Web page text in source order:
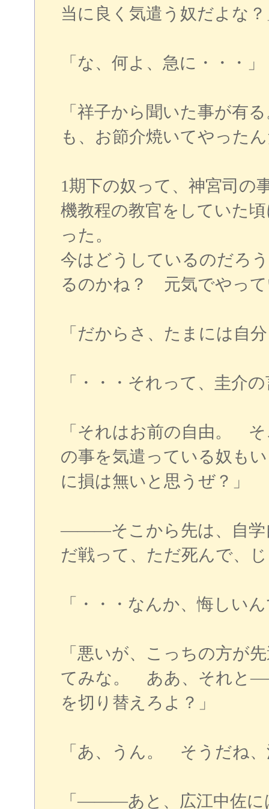
当に良く気遣う奴だよな
「な、何よ、急に・・・」
「祥子から聞いた事が有
も、お節介焼いてやった
1期下の奴って、神宮司
機教程の教官をしていた
った。
今はどうしているのだろ
るのかね？ 元気でやっ
「だからさ、たまには自
「・・・それって、圭介
「それはお前の自由。
の事を気遣っている奴も
に損は無いと思うぜ？」
―――そこから先は、自学
だ戦って、ただ死んで、
「・・・なんか、悔しい
「悪いが、こっちの方が
てみな。 ああ、それと
を切り替えろよ？」
「あ、うん。 そうだね
「―――あと、広江中佐に